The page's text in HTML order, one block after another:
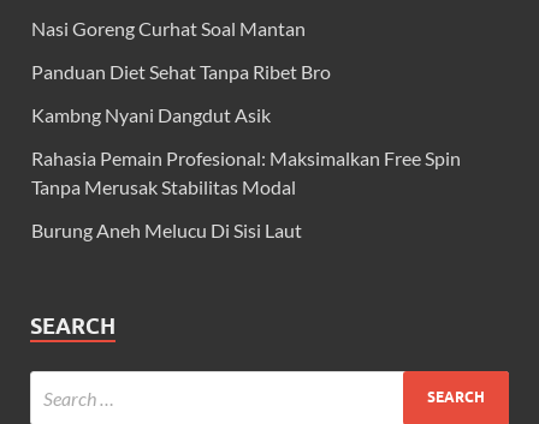
Nasi Goreng Curhat Soal Mantan
Panduan Diet Sehat Tanpa Ribet Bro
Kambng Nyani Dangdut Asik
Rahasia Pemain Profesional: Maksimalkan Free Spin
Tanpa Merusak Stabilitas Modal
Burung Aneh Melucu Di Sisi Laut
SEARCH